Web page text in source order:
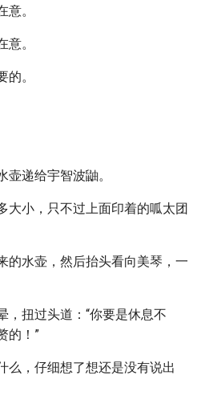
。
。
。
递给宇智波鼬。
大小，只不过上面印着的呱太团
的水壶，然后抬头看向美琴，一
，扭过头道：“你要是休息不
的！”
么，仔细想了想还是没有说出